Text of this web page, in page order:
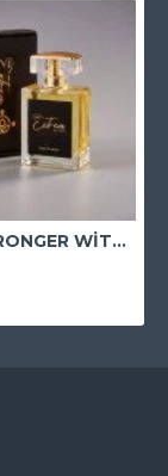
PURE STRONGER WİTH YOU ABSOLUTELY